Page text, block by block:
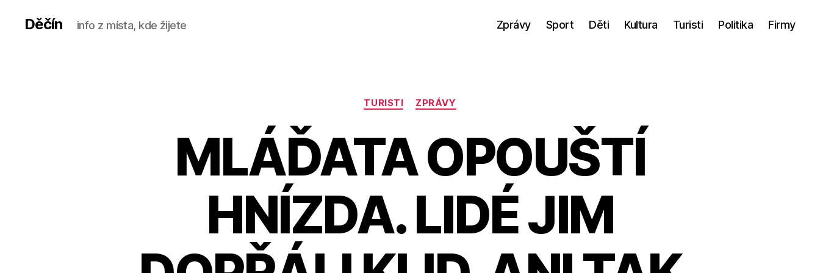
Děčín info z místa, kde žijete Zprávy Sport Děti Kultura Turisti Politika Firmy
Rubriky
TURISTI ZPRÁVY
MLÁĎATA OPOUŠTÍ
HNÍZDA. LIDÉ JIM